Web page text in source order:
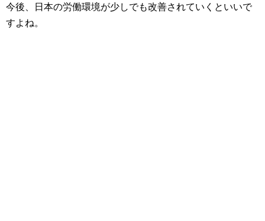
今後、日本の労働環境が少しでも改善されていくといいで
すよね。